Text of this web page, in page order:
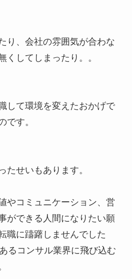
り、会社の雰囲気が合わな
くしてしまったり。。
して環境を変えたおかげで
です。
たせいもあります。
やコミュニケーション、営
ができる人間になりたい願
職に躊躇しませんでした
るコンサル業界に飛び込む